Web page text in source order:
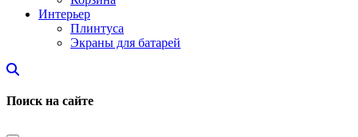
Интерьер
Плинтуса
Экраны для батарей
Поиск на сайте